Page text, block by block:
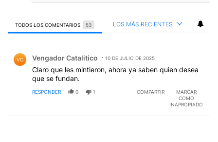
TODOS LOS COMENTARIOS 53 LOS MÁS RECIENTES
VC Vengador Catalitico 10 DE JULIO DE 2025
Claro que les mintieron, ahora ya saben quien desea
que se fundan.
RESPONDER 0 1 COMPARTIR
MARCAR
COMO
INAPROPIADO